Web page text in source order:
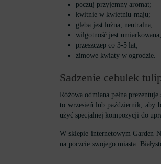
poczuj przyjemny aromat;
kwitnie w kwietniu-maju;
gleba jest luźna, neutralna;
wilgotność jest umiarkowana;
przeszczep co 3-5 lat;
zimowe kwiaty w ogrodzie.
Sadzenie cebulek
Różowa odmiana pełna
to wrzesień lub październik, aby
użyć specjalnej kompozycji do
W sklepie internetowym Garden
na poczcie swojego miasta: